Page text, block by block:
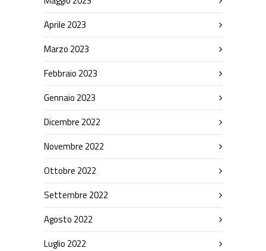
Aprile 2023
Marzo 2023
Febbraio 2023
Gennaio 2023
Dicembre 2022
Novembre 2022
Ottobre 2022
Settembre 2022
Agosto 2022
Luglio 2022